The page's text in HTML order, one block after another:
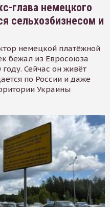
глава немецкого
сельхозбизнесом и
немецкой платёжной
бежал из Евросоюза
Сейчас он живёт
по России и даже
Украины